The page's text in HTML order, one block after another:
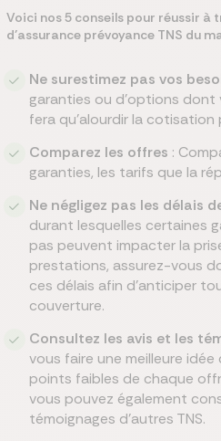
Voici nos 5 conseils pour réussir à
d’assurance prévoyance TNS du
Ne surestimez pas vos
garanties ou d'options dont
fera qu’alourdir la cotisation
Comparez les offres :
garanties, les tarifs que la
Ne négligez pas les délais
durant lesquelles certaines
pas peuvent impacter la
prestations, assurez-vous
ces délais afin d'anticiper
couverture.
Consultez les avis et les
vous faire une meilleure
points faibles de chaque
vous pouvez également
témoignages d'autres TNS.